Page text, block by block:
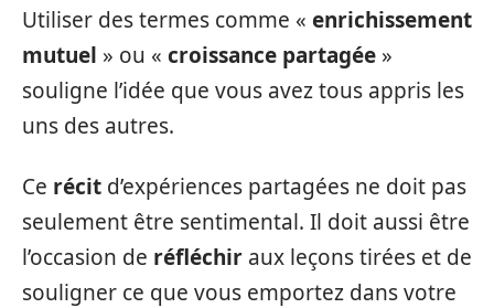
Utiliser des termes comme « enrichissement
mutuel » ou « croissance partagée »
souligne l’idée que vous avez tous appris les
uns des autres.
Ce récit d’expériences partagées ne doit pas
seulement être sentimental. Il doit aussi être
l’occasion de réfléchir aux leçons tirées et de
souligner ce que vous emportez dans votre